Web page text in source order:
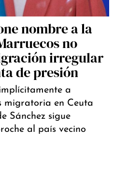
nombre a la
no
irregular
de presión
a
migratoria en Ceuta
Sánchez sigue
al país vecino